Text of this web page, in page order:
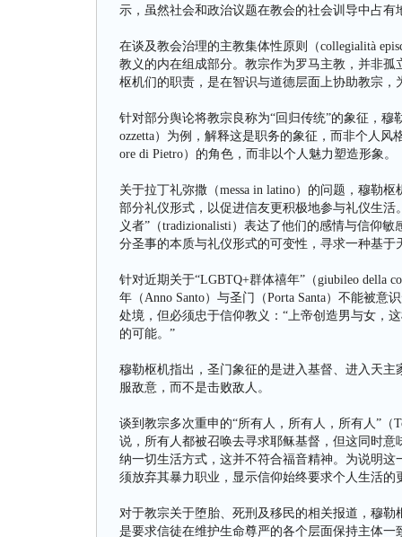
示，虽然社会和政治议题在教会的社会训导中占
在谈及教会治理的主教集体性原则（collegialità
教义的内在组成部分。教宗作为罗马主教，并非孤
枢机们的职责，是在智识与道德层面上协助教宗，
针对部分舆论将教宗良称为“回归传统”的象征，
ozzetta）为例，解释这是职务的象征，而非个人风
ore di Pietro）的角色，而非以个人魅力塑造形象。
关于拉丁礼弥撒（messa in latino）的问题，穆勒
部分礼仪形式，以促进信友更积极地参与礼仪生
义者”（tradizionalisti）表达了他们的感情与信仰
分圣事的本质与礼仪形式的可变性，寻求一种基
针对近期关于“LGBTQ+群体禧年”（giubileo della
年（Anno Santo）与圣门（Porta Santa）不能被
处境，但必须忠于信仰教义：“上帝创造男与女，
的可能。”
穆勒枢机指出，圣门象征的是进入基督、进入天
服敌意，而不是击败敌人。
谈到教宗多次重申的“所有人，所有人，所有人”（
说，所有人都被召唤去寻求耶稣基督，但这同时
纳一切生活方式，这并不符合福音精神。为说明
须放弃其暴力职业，显示信仰始终要求个人生活的
对于教宗关于堕胎、死刑及移民的相关报道，穆
是要求信徒在维护生命尊严的各个层面保持主体一